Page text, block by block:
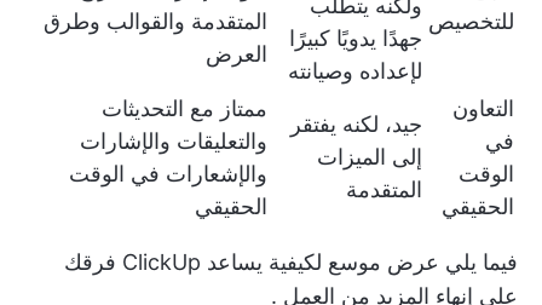
للتخصيص
ولكنه يتطلب
جهدًا يدويًا كبيرًا
لإعداده وصيانته
المتقدمة والقوالب وطرق
العرض
التعاون
في
الوقت
الحقيقي
جيد، لكنه يفتقر
إلى الميزات
المتقدمة
ممتاز مع التحديثات
والتعليقات والإشارات
والإشعارات في الوقت
الحقيقي
فيما يلي عرض موسع لكيفية
يساعد ClickUp فرقك
على إنهاء المزيد من العمل .